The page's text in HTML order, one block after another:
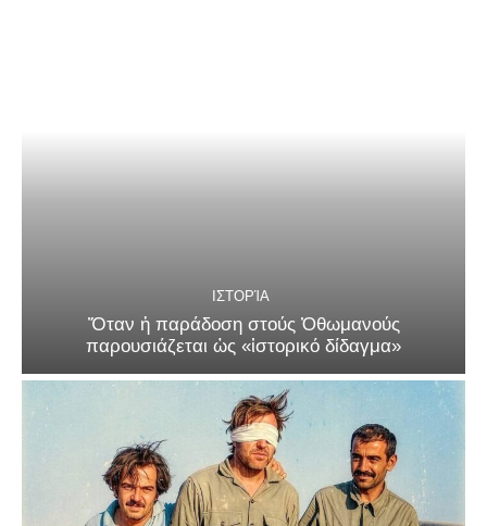
ΙΣΤΟΡΊΑ
Ὅταν ἡ παράδοση στούς Ὀθωμανούς
παρουσιάζεται ὡς «ἱστορικό δίδαγμα»